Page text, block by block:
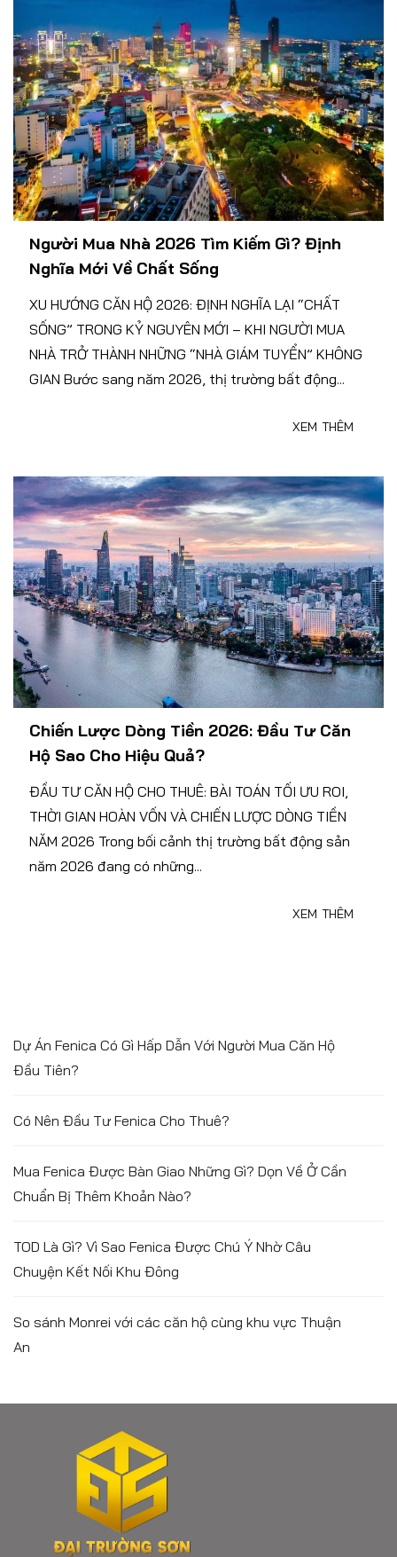
Người Mua Nhà 2026 Tìm Kiếm Gì? Định
Nghĩa Mới Về Chất Sống
XU HƯỚNG CĂN HỘ 2026: ĐỊNH NGHĨA LẠI “CHẤT
SỐNG” TRONG KỶ NGUYÊN MỚI – KHI NGƯỜI MUA
NHÀ TRỞ THÀNH NHỮNG “NHÀ GIÁM TUYỂN” KHÔNG
GIAN Bước sang năm 2026, thị trường bất động...
XEM THÊM
Chiến Lược Dòng Tiền 2026: Đầu Tư Căn
Hộ Sao Cho Hiệu Quả?
ĐẦU TƯ CĂN HỘ CHO THUÊ: BÀI TOÁN TỐI ƯU ROI,
THỜI GIAN HOÀN VỐN VÀ CHIẾN LƯỢC DÒNG TIỀN
NĂM 2026 Trong bối cảnh thị trường bất động sản
năm 2026 đang có những...
XEM THÊM
Dự Án Fenica Có Gì Hấp Dẫn Với Người Mua Căn Hộ
Đầu Tiên?
Có Nên Đầu Tư Fenica Cho Thuê?
Mua Fenica Được Bàn Giao Những Gì? Dọn Về Ở Cần
Chuẩn Bị Thêm Khoản Nào?
TOD Là Gì? Vì Sao Fenica Được Chú Ý Nhờ Câu
Chuyện Kết Nối Khu Đông
So sánh Monrei với các căn hộ cùng khu vực Thuận
An